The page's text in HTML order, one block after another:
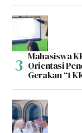
Mahasiswa
Orientasi
Gerakan “1